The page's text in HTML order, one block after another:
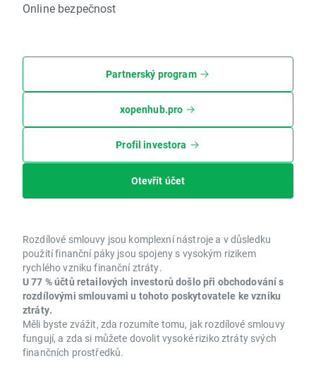
Online bezpečnost
Partnerský program
xopenhub.pro
Profil investora
Otevřít účet
Rozdílové smlouvy jsou komplexní nástroje a v důsledku
použití finanční páky jsou spojeny s vysokým rizikem
rychlého vzniku finanční ztráty.
U 77 % účtů retailových investorů došlo při obchodování s
rozdílovými smlouvami u tohoto poskytovatele ke vzniku
ztráty.
Měli byste zvážit, zda rozumíte tomu, jak rozdílové smlouvy
fungují, a zda si můžete dovolit vysoké riziko ztráty svých
finančních prostředků.